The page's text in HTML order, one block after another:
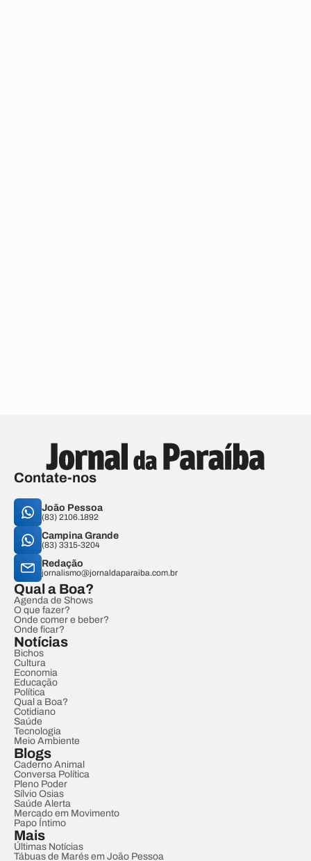
Contate-nos
João Pessoa
(83) 2106.1892
Campina Grande
(83) 3315-3204
Redação
jornalismo@jornaldaparaiba.com.br
Qual a Boa?
Agenda de Shows
O que fazer?
Onde comer e beber?
Onde ficar?
Notícias
Bichos
Cultura
Economia
Educação
Política
Qual a Boa?
Cotidiano
Saúde
Tecnologia
Meio Ambiente
Blogs
Caderno Animal
Conversa Política
Pleno Poder
Sílvio Osias
Saúde Alerta
Mercado em Movimento
Papo Íntimo
Mais
Últimas Notícias
Tábuas de Marés em João Pessoa